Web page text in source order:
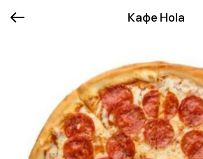
Кафе Hola